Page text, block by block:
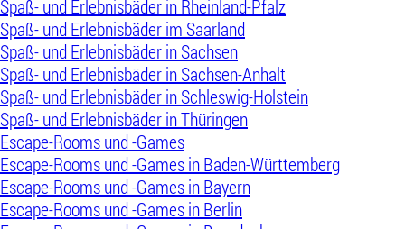
Spaß- und Erlebnisbäder in Rheinland-Pfalz
Spaß- und Erlebnisbäder im Saarland
Spaß- und Erlebnisbäder in Sachsen
Spaß- und Erlebnisbäder in Sachsen-Anhalt
Spaß- und Erlebnisbäder in Schleswig-Holstein
Spaß- und Erlebnisbäder in Thüringen
Escape-Rooms und -Games
Escape-Rooms und -Games in Baden-Württemberg
Escape-Rooms und -Games in Bayern
Escape-Rooms und -Games in Berlin